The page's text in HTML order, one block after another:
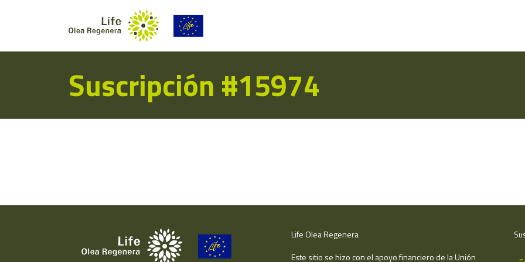
Suscripción #15974
Life Olea Regenera
Este sitio se hizo con el apoyo financiero de la Unión